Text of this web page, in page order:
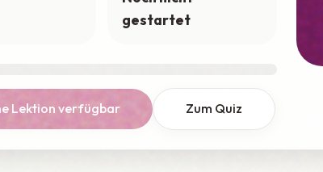
gestartet
Lektion verfügbar Zum Quiz